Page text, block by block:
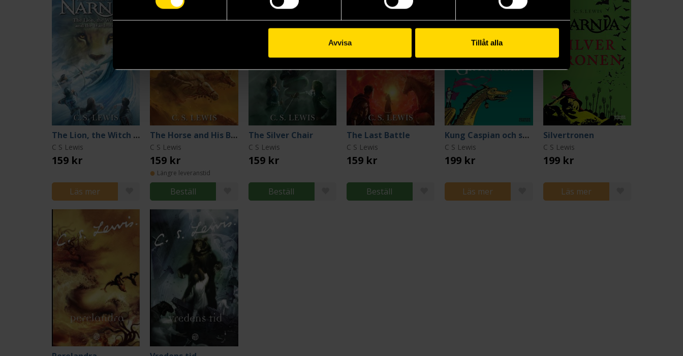
Avvisa Tillåt alla
The Lion, the Witch and the Wardrobe
C S Lewis
159 kr
Läs mer
The Horse and His Boy
C S Lewis
159 kr
Längre leveranstid
Beställ
The Silver Chair
C S Lewis
159 kr
Beställ
The Last Battle
C S Lewis
159 kr
Beställ
Kung Caspian och skeppet Gryningen
C S Lewis
199 kr
Läs mer
Silvertronen
C S Lewis
199 kr
Läs mer